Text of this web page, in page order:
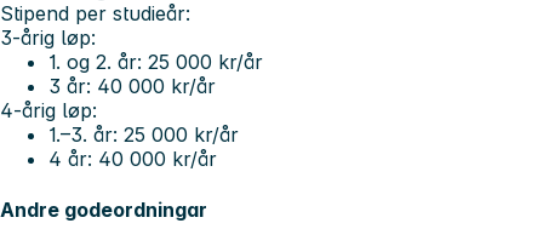
Stipend per studieår:
3-årig løp:
1. og 2. år: 25 000 kr/år
3 år: 40 000 kr/år
4-årig løp:
1.–3. år: 25 000 kr/år
4 år: 40 000 kr/år
Andre godeordningar